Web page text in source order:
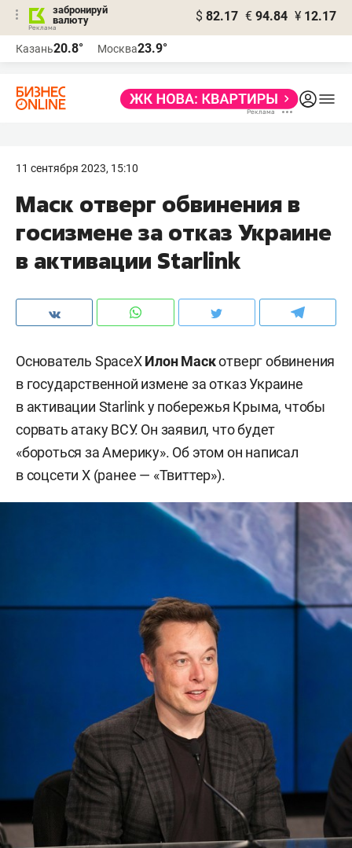
забронируй
валюту
$ 82.17 € 94.84 ¥ 12.17
Казань20.8° Москва23.9°
11 сентября 2023, 15:10
Маск отверг обвинения в
госизмене за отказ Украине
в активации Starlink
Основатель SpaceXИлон Маскотверг обвинения
в государственной измене за отказ Украине
в активации Starlink у побережья Крыма, чтобы
сорвать атаку ВСУ. Он заявил, что будет
«бороться за Америку». Об этом он написал
в соцсети Х (ранее — «Твиттер»).